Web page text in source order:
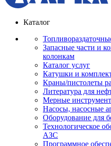
Каталог
Запасные части и
колонкам
Каталог услуг
Катушки и
Краны/пистолеты
Литература для
Мерные
Насосы, насосные
Оборудование для
Технологическое
АЗС
Программное